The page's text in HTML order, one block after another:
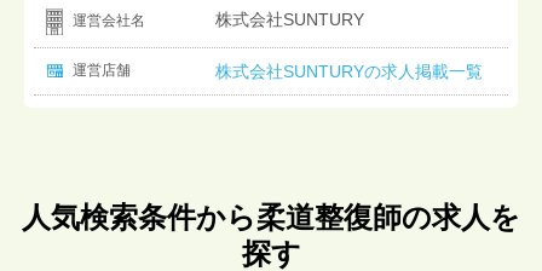
運営会社名 株式会社SUNTURY
運営店舗 株式会社SUNTURYの求人掲載一覧
人気検索条件から柔道整復師の求人を
探す